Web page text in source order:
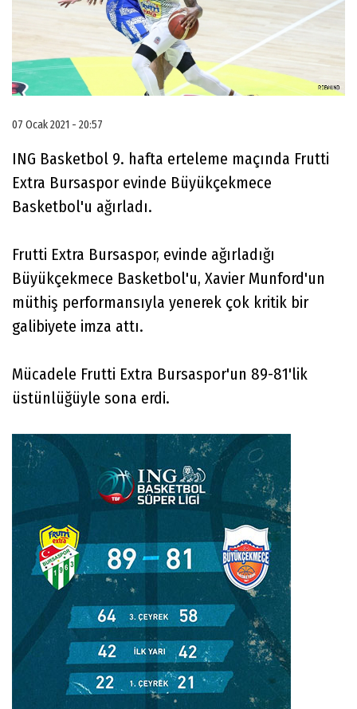
07 Ocak 2021 - 20:57
ING Basketbol 9. hafta erteleme maçında Frutti
Extra Bursaspor evinde Büyükçekmece
Basketbol'u ağırladı.
Frutti Extra Bursaspor, evinde ağırladığı
Büyükçekmece Basketbol'u, Xavier Munford'un
müthiş performansıyla yenerek çok kritik bir
galibiyete imza attı.
Mücadele Frutti Extra Bursaspor'un 89-81'lik
üstünlüğüyle sona erdi.